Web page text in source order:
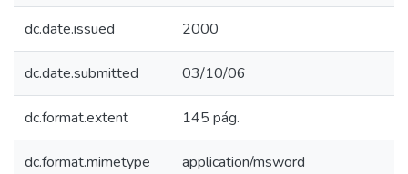
dc.date.issued 2000
dc.date.submitted 03/10/06
dc.format.extent 145 pág.
dc.format.mimetype application/msword